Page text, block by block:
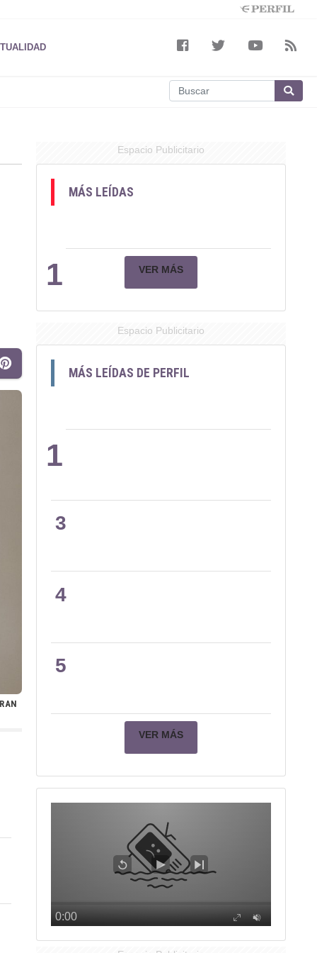
Espacio Publicitario
MÁS LEÍDAS
1 VER MÁS
Espacio Publicitario
MÁS LEÍDAS DE PERFIL
1
2
3
4
5
VER MÁS